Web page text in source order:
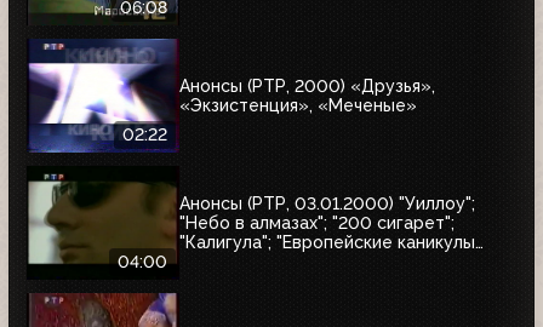
06:08
02:22
Анонсы (РТР, 2000) «Друзья»,
«Экзистенция», «Меченые»
04:00
Анонсы (РТР, 03.01.2000) "Уиллоу";
"Небо в алмазах"; "200 сигарет";
"Калигула"; "Европейские каникулы